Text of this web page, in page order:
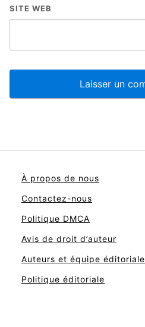
SITE WEB
À propos de nous
Contactez-nous
Politique DMCA
Avis de droit d’auteur
Auteurs et équipe éditoriale
Politique éditoriale